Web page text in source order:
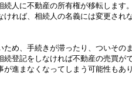
人に不動産の所有権が移転します。
れば、相続人の名義には変更され
め、手続きが滞ったり、ついそのま
続登記をしなければ不動産の売買が
進まなくなってしまう可能性もあり